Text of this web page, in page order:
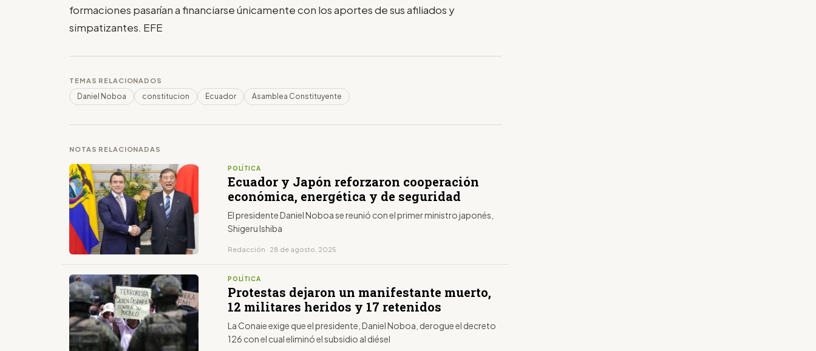
formaciones pasarían a financiarse únicamente con los aportes de sus afiliados y
simpatizantes. EFE
TEMAS RELACIONADOS
Daniel Noboa constitucion Ecuador Asamblea Constituyente
NOTAS RELACIONADAS
POLÍTICA
Ecuador y Japón reforzaron cooperación
económica, energética y de seguridad
El presidente Daniel Noboa se reunió con el primer ministro japonés,
Shigeru Ishiba
Redacción · 28 de agosto, 2025
POLÍTICA
Protestas dejaron un manifestante muerto,
12 militares heridos y 17 retenidos
La Conaie exige que el presidente, Daniel Noboa, derogue el decreto
126 con el cual eliminó el subsidio al diésel